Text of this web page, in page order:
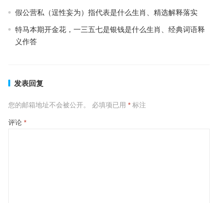
假公营私（逞性妄为）指代表是什么生肖、精选解释落实
特马本期开金花，一三五七是银钱是什么生肖、经典词语释
义作答
发表回复
您的邮箱地址不会被公开。 必填项已用 *标注
评论 *